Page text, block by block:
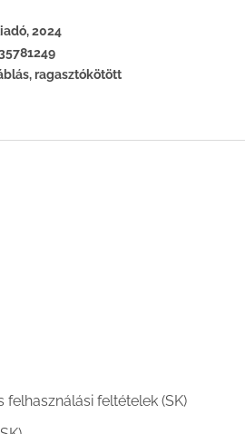
2024
ragasztókötött
feltételek (SK)